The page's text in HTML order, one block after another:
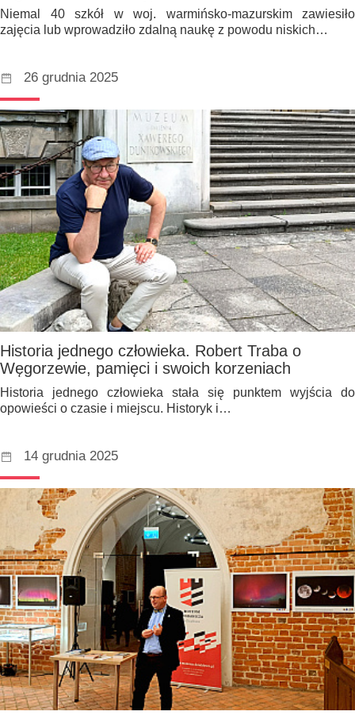
Niemal 40 szkół w woj. warmińsko-mazurskim zawiesiło
zajęcia lub wprowadziło zdalną naukę z powodu niskich…
26 grudnia 2025
Historia jednego człowieka. Robert Traba o
Węgorzewie, pamięci i swoich korzeniach
Historia jednego człowieka stała się punktem wyjścia do
opowieści o czasie i miejscu. Historyk i…
14 grudnia 2025